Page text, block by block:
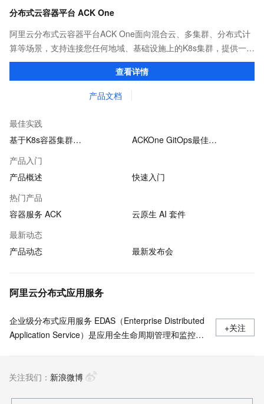
分布式云容器平台 ACK One
阿里云分布式云容器平台ACK One面向混合云、多集群、分布式计
算等场景，支持连接您任何地域、基础设施上的K8s集群，提供一致
的社区兼容的API，助力管理分布式云资源。
查看详情
产品文档
最佳实践
基于K8s容器集群…
ACKOne GitOps最佳…
产品入门
产品概述
快速入门
热门产品
容器服务 ACK
云原生 AI 套件
最新动态
产品动态
最新发布会
阿里云分布式应用服务
企业级分布式应用服务 EDAS（Enterprise Distributed
Application Service）是应用全生命周期管理和监控的
的发布运行和服务治理 ，Java支持Spring Cloud、
+关注
关注我们： 新浪微博